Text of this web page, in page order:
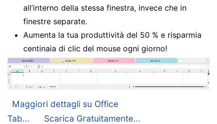
all’interno della stessa finestra, invece che in
finestre separate.
Aumenta la tua produttività del 50 % e risparmia
centinaia di clic del mouse ogni giorno!
Maggiori dettagli su Office
Tab...
Scarica Gratuitamente...